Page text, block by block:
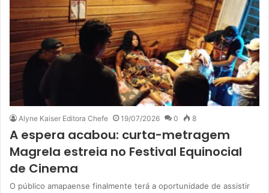
Alyne Kaiser Editora Chefe 19/07/2026 0 8
A espera acabou: curta-metragem
Magrela estreia no Festival Equinocial
de Cinema
O público amapaense finalmente terá a oportunidade de assistir